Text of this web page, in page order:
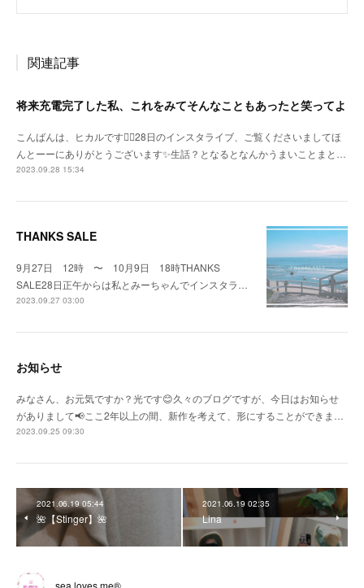
関連記事
将来充電完了した私、これをみてそんなこともあったと笑ってよ
こんばんは、ヒカルです🙇‍♀️28日のインスタライブ、ご覧くださいましてほ
んとーーにありがとうございます✨生話？となるとなんかうまいことまと…
2023.09.28 15:34
THANKS SALE
9月27日 12時 〜 10月9日 18時THANKS
SALE28日正午からは私とみーちゃんでインスタラ…
2023.09.27 03:00
お知らせ
みなさん、お元気ですか？光です😊久々のブログですが、今日はお知らせ
がありまして📢ここ2年以上の間、新作を考えて、形にすることができま…
2023.09.25 09:30
2021.06.19 05:44
🌺【Stinger】🌺
2021.06.19 02:35
Lina
sea loves me®︎